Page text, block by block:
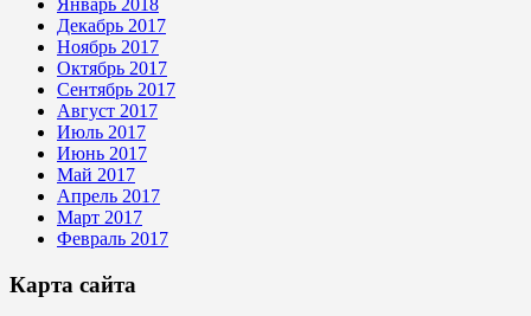
Декабрь 2017
Ноябрь 2017
Октябрь 2017
Сентябрь 2017
Август 2017
Июль 2017
Июнь 2017
Май 2017
Апрель 2017
Март 2017
Февраль 2017
Карта сайта